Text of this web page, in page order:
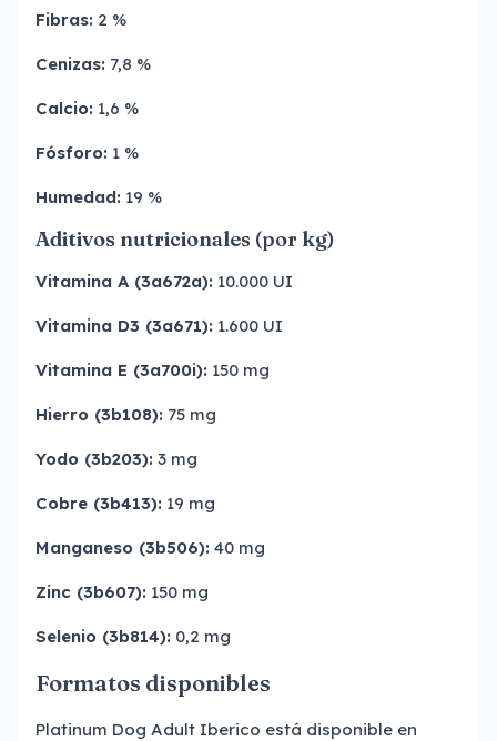
Fibras: 2 %
Cenizas: 7,8 %
Calcio: 1,6 %
Fósforo: 1 %
Humedad: 19 %
Aditivos nutricionales (por kg)
Vitamina A (3a672a): 10.000 UI
Vitamina D3 (3a671): 1.600 UI
Vitamina E (3a700i): 150 mg
Hierro (3b108): 75 mg
Yodo (3b203): 3 mg
Cobre (3b413): 19 mg
Manganeso (3b506): 40 mg
Zinc (3b607): 150 mg
Selenio (3b814): 0,2 mg
Formatos disponibles
Platinum Dog Adult Iberico está disponible en